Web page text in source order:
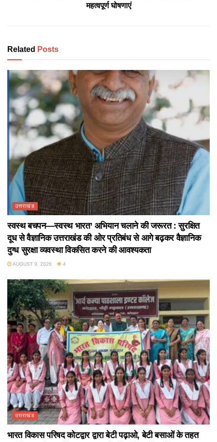
महत्वपूर्ण घोषणाएं
Related Posts
उत्तराखंड
स्वस्थ बचपन—स्वस्थ भारत’ अभियान चलाने की जरूरत : सुरक्षित
दूध से वैज्ञानिक उत्तराखंड की ओर प्रतिबंध से आगे बढ़कर वैज्ञानिक
दुग्ध सुरक्षा व्यवस्था विकसित करने की आवश्यकता
AUGUST 9, 2026 4
उत्तराखंड
भारत विकास परिषद कोटद्वार द्वारा बेटी पढ़ाओ, बेटी बसाओं के तहत